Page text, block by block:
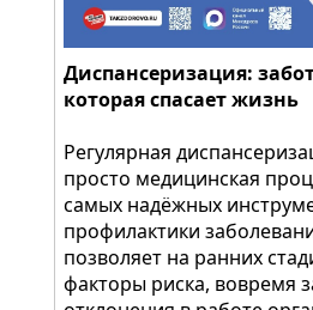
Диспансеризация:
которая спасает жизнь
Регулярная
просто медицинская
самых надёжных
профилактики
позволяет на ранних
факторы риска, вовремя